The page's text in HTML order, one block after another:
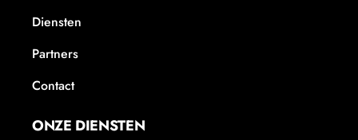
Diensten
Partners
Contact
ONZE DIENSTEN